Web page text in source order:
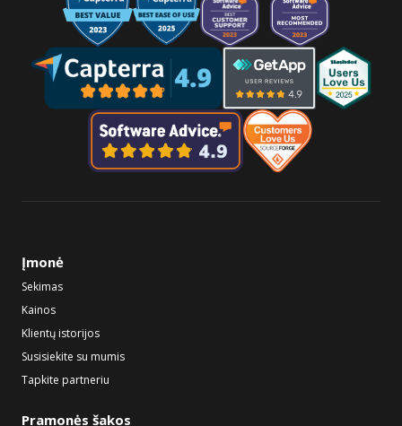
Įmonė
Sekimas
Kainos
Klientų istorijos
Susisiekite su mumis
Tapkite partneriu
Pramonės šakos